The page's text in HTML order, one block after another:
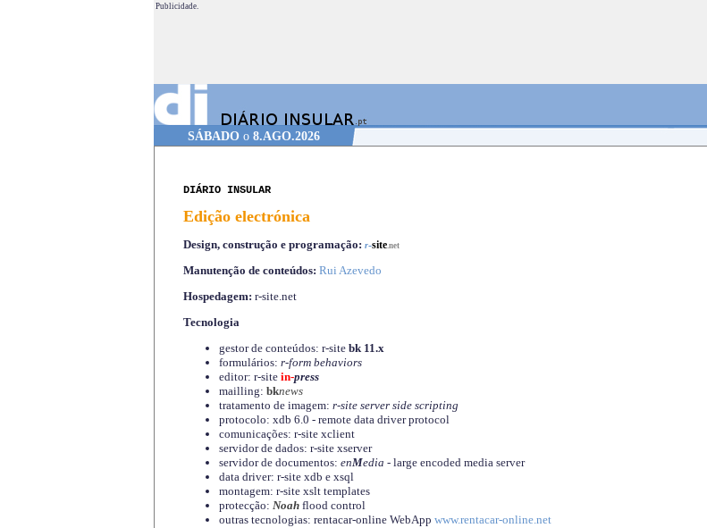
Publicidade.
SÁBADO o 8.AGO.2026
DIÁRIO INSULAR
Edição electrónica
Design, construção e programação: r-site.net
Manutenção de conteúdos: Rui Azevedo
Hospedagem: r-site.net
Tecnologia
gestor de conteúdos: r-site bk 11.x
formulários: r-form behaviors
editor: r-site in-press
mailling: bknews
tratamento de imagem: r-site server side scripting
protocolo: xdb 6.0 - remote data driver protocol
comunicações: r-site xclient
servidor de dados: r-site xserver
servidor de documentos: enMedia - large encoded media server
data driver: r-site xdb e xsql
montagem: r-site xslt templates
protecção: Noahflood control
outras tecnologias: rentacar-online WebApp www.rentacar-online.net